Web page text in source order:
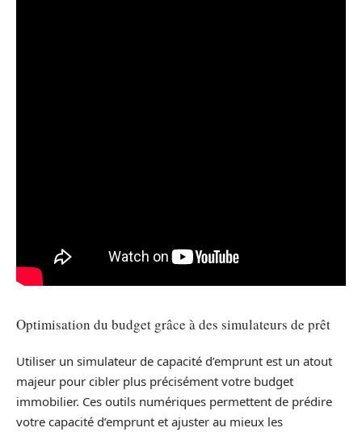
Optimisation du budget grâce à des simulateurs de prêt
Utiliser un simulateur de capacité d’emprunt est un atout
majeur pour cibler plus précisément votre budget
immobilier. Ces outils numériques permettent de prédire
votre capacité d’emprunt et ajuster au mieux les